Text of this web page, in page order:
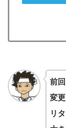
前
変
リ